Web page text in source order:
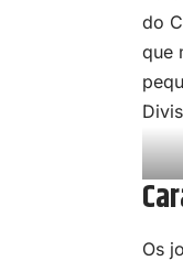
do
que
Os